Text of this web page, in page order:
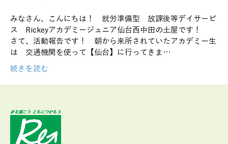
みなさん、こんにちは！ 就労準備型 放課後等デイサービ
ス Rickeyアカデミージュニア仙台西中田の土屋です！
さて、活動報告です！ 朝から来所されていたアカデミー生
は 交通機関を使って【仙台】に行ってきま…
続きを読む